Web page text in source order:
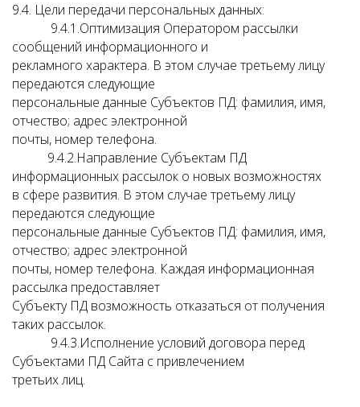
9.4. Цели передачи персональных данных:
9.4.1.Оптимизация Оператором рассылки
сообщений информационного и
рекламного характера. В этом случае третьему лицу
передаются следующие
персональные данные Субъектов ПД: фамилия, имя,
отчество; адрес электронной
почты, номер телефона.
9.4.2.Направление Субъектам ПД
информационных рассылок о новых возможностях
в сфере развития. В этом случае третьему лицу
передаются следующие
персональные данные Субъектов ПД: фамилия, имя,
отчество; адрес электронной
почты, номер телефона. Каждая информационная
рассылка предоставляет
Субъекту ПД возможность отказаться от получения
таких рассылок.
9.4.3.Исполнение условий договора перед
Субъектами ПД Сайта с привлечением
третьих лиц.